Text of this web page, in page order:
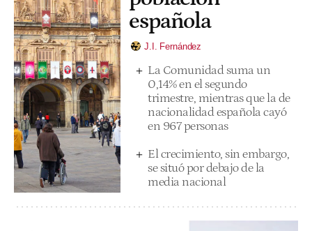
española
J.I. Fernández
La Comunidad suma un
0,14% en el segundo
trimestre, mientras que la de
nacionalidad española cayó
en 967 personas
El crecimiento, sin embargo,
se situó por debajo de la
media nacional